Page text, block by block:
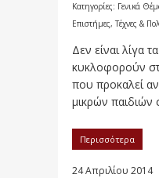
Κατηγορίες: Γενικά
Επιστήμες, Τέχνες &
Δεν είναι λίγα
κυκλοφορούν
που προκαλεί
μικρών παιδιών
Περισσότερα
24 Απριλίου 2014